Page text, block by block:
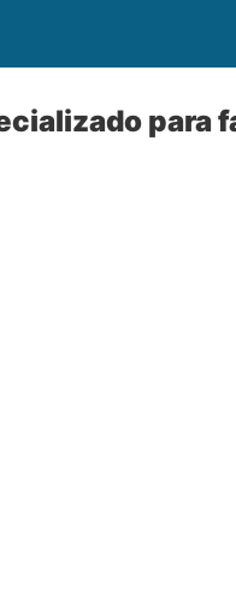
para